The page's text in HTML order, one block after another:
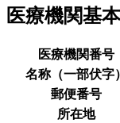
医療機関基
医療機関番号
名称（一部伏字）
郵便番号
所在地